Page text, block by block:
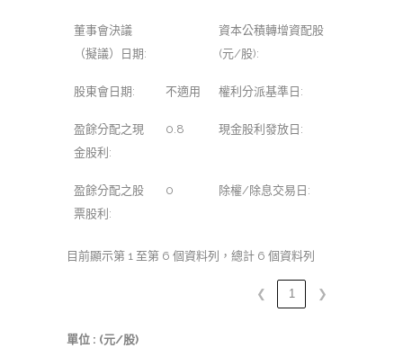
董事會決議
（擬議）日期:
資本公積轉增資配股
(元/股):
股東會日期: 不適用 權利分派基準日:
盈餘分配之現
金股利:
0.8 現金股利發放日:
盈餘分配之股
票股利:
0 除權/除息交易日:
目前顯示第 1 至第 6 個資料列，總計 6 個資料列
❮ 1 ❯
單位 : (元/股)